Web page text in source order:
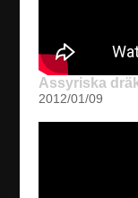
Assyriska
2012/01/09